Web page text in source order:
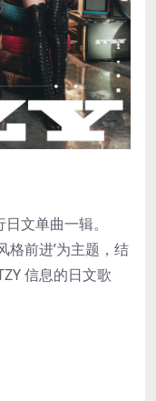
文单曲一辑。
格前进’为主题，结
信息的日文歌